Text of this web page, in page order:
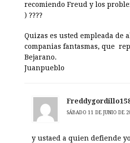
recomiendo Freud y los
) ????
Quizas es usted empleada de
companias fantasmas, que
Bejarano.
Juanpueblo
SÁBADO 11 DE JUNIO DE
y ustaed a quien defiende